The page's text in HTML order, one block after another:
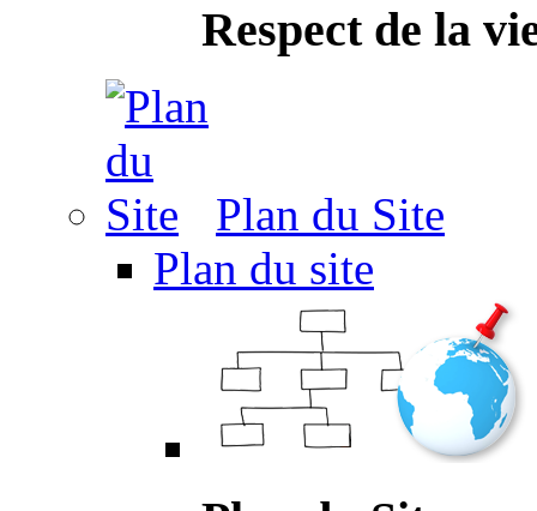
Respect de la
Plan du Site
Plan du site